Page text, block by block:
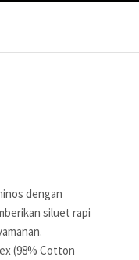
dengan
siluet rapi
(98% Cotton